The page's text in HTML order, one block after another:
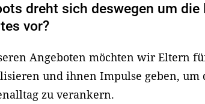
dreht sich deswegen um
vor?
Angeboten möchten wir Eltern
und ihnen Impulse geben, um
zu verankern.